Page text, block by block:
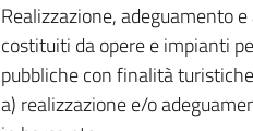
Realizzazione, adeguamento
costituiti da opere e impianti
pubbliche con finalità
a) realizzazione e/o